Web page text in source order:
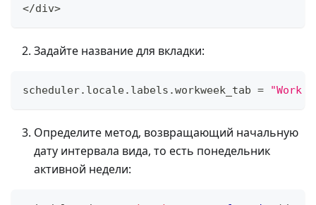
</div>
Задайте название для вкладки:
scheduler. locale. labels .workweek_tab = "Work
Определите метод, возвращающий начальную
дату интервала вида, то есть понедельник
активной недели: